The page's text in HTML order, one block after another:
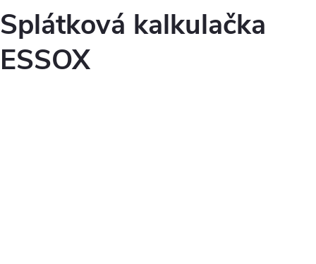
Splátková kalkulačka
ESSOX